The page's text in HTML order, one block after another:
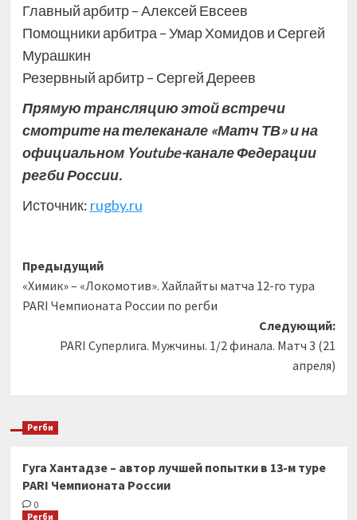
Главный арбитр – Алексей Евсеев
Помощники арбитра – Умар Хомидов и Сергей
Мурашкин
Резервный арбитр – Сергей Дереев
Прямую трансляцию этой встречи
смотрите на телеканале «Матч ТВ» и на
официальном Youtube-канале Федерации
регби России.
Источник: rugby.ru
Навигация
записи
Предыдущий
«Химик» – «Локомотив». Хайлайты матча 12-го тура
PARI Чемпионата России по регби
Следующий:
PARI Суперлига. Мужчины. 1/2 финала. Матч 3 (21
апреля)
Регби
Гуга Хантадзе – автор лучшей попытки в 13-м туре
PARI Чемпионата России
0
Регби